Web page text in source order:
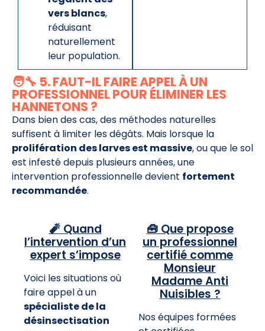
vers blancs,
réduisant
naturellement
leur population.
🧑‍🔧 5. FAUT-IL FAIRE APPEL À UN
PROFESSIONNEL POUR ÉLIMINER LES
HANNETONS ?
Dans bien des cas, des méthodes naturelles
suffisent à limiter les dégâts. Mais lorsque la
prolifération des larves est massive, ou que le sol
est infesté depuis plusieurs années, une
intervention professionnelle devient fortement
recommandée.
🧨 Quand
l’intervention d’un
expert s’impose
Voici les situations où
faire appel à un
spécialiste de la
désinsectisation
🧰 Que propose
un professionnel
certifié comme
Monsieur
Madame Anti
Nuisibles ?
Nos équipes formées